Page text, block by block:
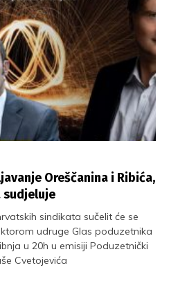
Oreščanina i Ribića,
sudjeluje
sindikata sučelit će se
udruge Glas poduzetnika
u 20h u emisiji Poduzetnički
Cvetojevića